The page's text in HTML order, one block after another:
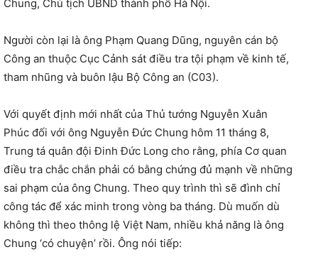
Chung, Chủ tịch UBND thành phố Hà Nội.
Người còn lại là ông Phạm Quang Dũng, nguyên cán bộ
Công an thuộc Cục Cảnh sát điều tra tội phạm về kinh tế,
tham nhũng và buôn lậu Bộ Công an (C03).
Với quyết định mới nhất của Thủ tướng Nguyễn Xuân
Phúc đối với ông Nguyễn Đức Chung hôm 11 tháng 8,
Trung tá quân đội Đinh Đức Long cho rằng, phía Cơ quan
điều tra chắc chắn phải có bằng chứng đủ mạnh về những
sai phạm của ông Chung. Theo quy trình thì sẽ đình chỉ
công tác để xác minh trong vòng ba tháng. Dù muốn dù
không thì theo thông lệ Việt Nam, nhiều khả năng là ông
Chung ‘có chuyện’ rồi. Ông nói tiếp: